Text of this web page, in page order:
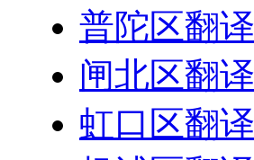
普陀区翻译
闸北区翻译
虹口区翻译